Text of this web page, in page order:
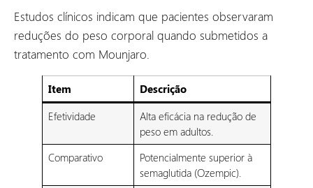
Estudos clínicos indicam que pacientes observaram
reduções do peso corporal quando submetidos a
tratamento com Mounjaro.
Item Descrição
Efetividade
Alta eficácia na redução de
peso em adultos.
Comparativo
Potencialmente superior à
semaglutida (Ozempic).